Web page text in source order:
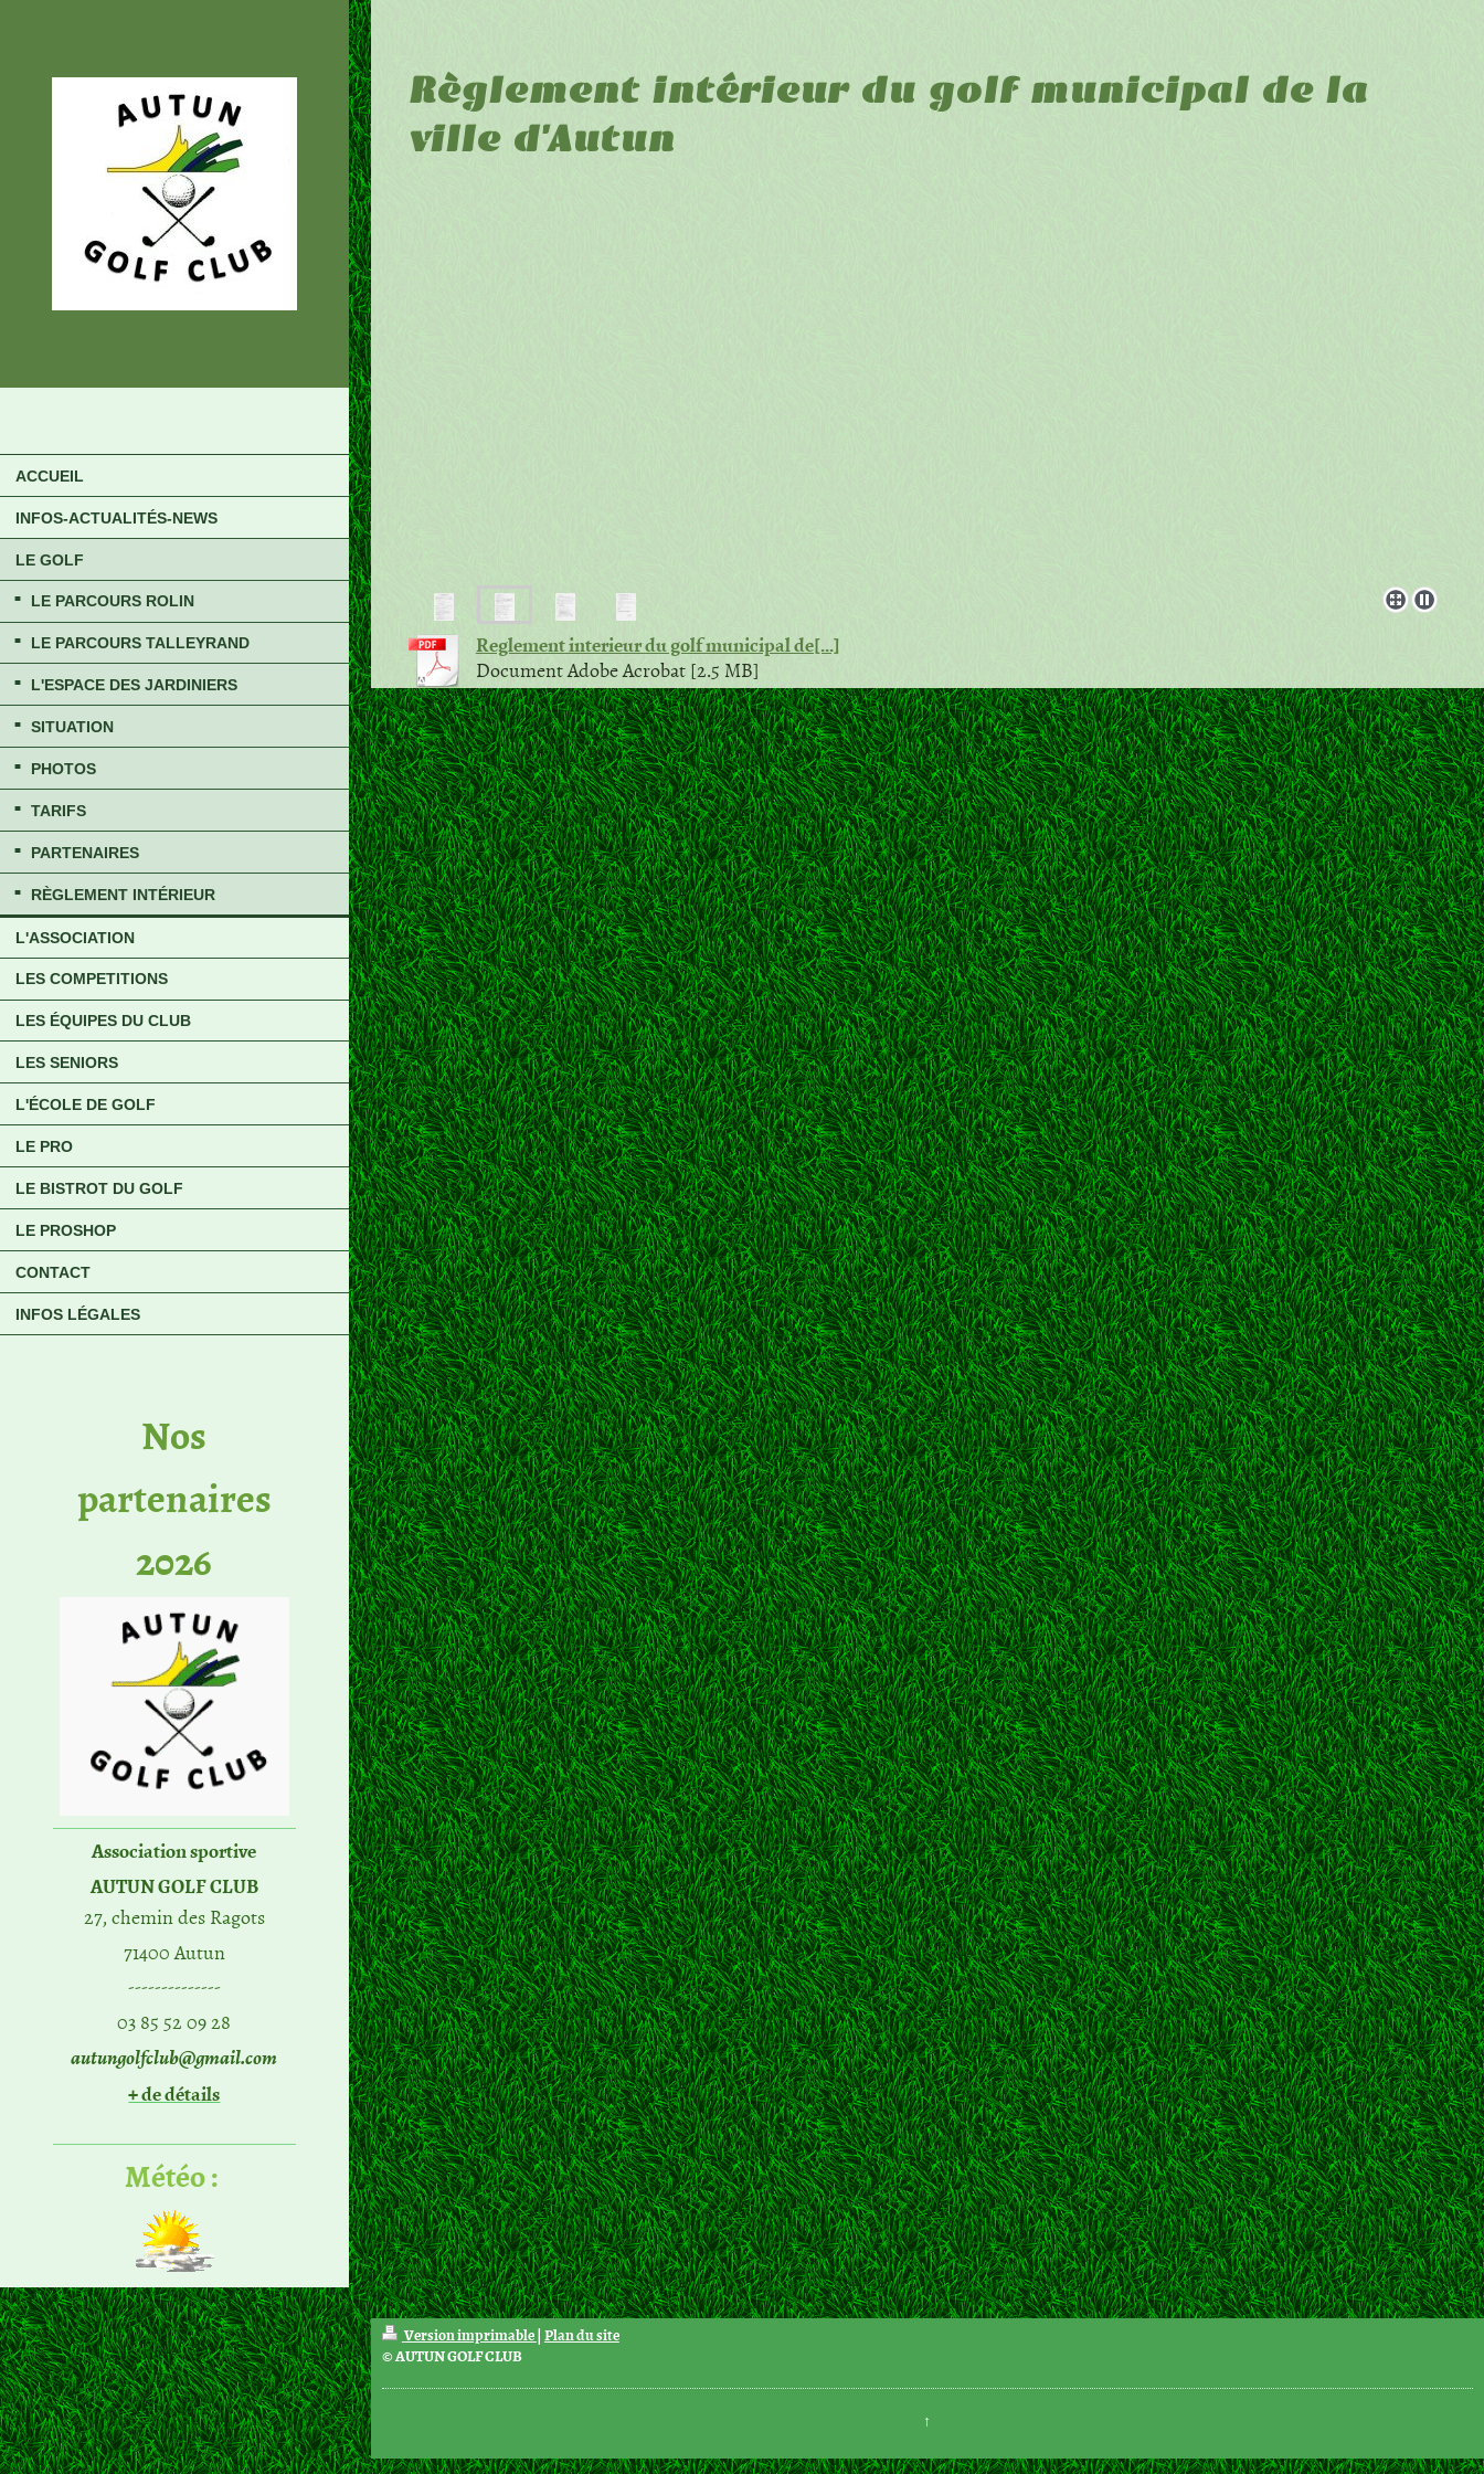
ACCUEIL
INFOS-ACTUALITÉS-NEWS
LE GOLF
LE PARCOURS ROLIN
LE PARCOURS TALLEYRAND
L'ESPACE DES JARDINIERS
SITUATION
PHOTOS
TARIFS
PARTENAIRES
RÈGLEMENT INTÉRIEUR
L'ASSOCIATION
LES COMPETITIONS
LES ÉQUIPES DU CLUB
LES SENIORS
L'ÉCOLE DE GOLF
LE PRO
LE BISTROT DU GOLF
LE PROSHOP
CONTACT
INFOS LÉGALES
No​s
partenaires
2026
Association sportive
AUTUN GOLF CLUB
27, chemin des Ragots
71400 Autun
--------------
03 85 52 09 28
autungolfclub@gmail.com
+ de détails
Météo :
Règlement intérieur du golf municipal de la
ville d'Autun
Reglement interieur du golf municipal de[...]
Document Adobe Acrobat [2.5 MB]
Version imprimable|Plan du site
© AUTUN GOLF CLUB
↑